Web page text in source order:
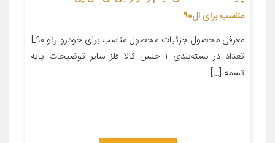
مناسب برای ال90
معرفی محصول جزئیات محصول مناسب برای خودرو رنو L۹۰
تعداد در بسته‌بندی ۱ جنس کالا فلز سایر توضیحات پایه
تسمه […]